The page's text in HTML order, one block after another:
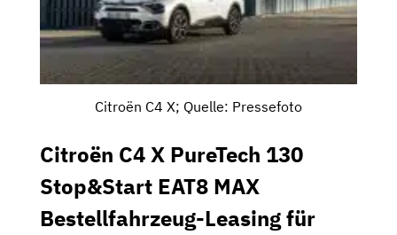
Citroën C4 X; Quelle: Pressefoto
Citroën C4 X PureTech 130
Stop&Start EAT8 MAX
Bestellfahrzeug-Leasing für